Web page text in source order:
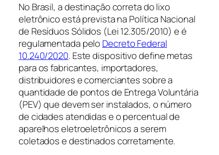
No Brasil, a destinação correta do lixo
eletrônico está prevista na Política Nacional
de Resíduos Sólidos (Lei 12.305/2010) e é
regulamentada pelo Decreto Federal
10.240/2020. Este dispositivo define metas
para os fabricantes, importadores,
distribuidores e comerciantes sobre a
quantidade de pontos de Entrega Voluntária
(PEV) que devem ser instalados, o número
de cidades atendidas e o percentual de
aparelhos eletroeletrônicos a serem
coletados e destinados corretamente.